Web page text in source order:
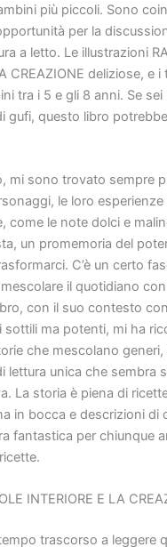
più piccoli. Sono
per la
a letto. Le illustrazioni
CREAZIONE deliziose, e
tra i 5 e gli 8 anni. Se sei
gufi, questo libro
mi sono trovato sempre
le loro
come le note dolci e
un promemoria del
C’è un certo
il quotidiano
con il suo contesto
sottili ma potenti, mi ha
che mescolano
lettura unica che sembra
La storia è piena di
in bocca e descrizioni di
fantastica per chiunque
INTERIORE E LA
trascorso a leggere